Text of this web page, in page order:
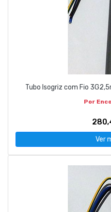
Tubo Isogriz com Fio
Por
Ver